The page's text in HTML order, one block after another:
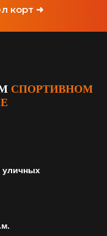
корт ➜
СПОРТИВНОМ
уличных